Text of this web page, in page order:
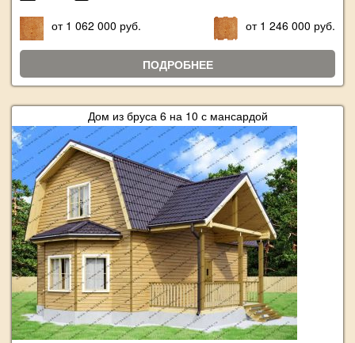
от 1 062 000 руб. от 1 246 000 руб.
ПОДРОБНЕЕ
Дом из бруса 6 на 10 с мансардой